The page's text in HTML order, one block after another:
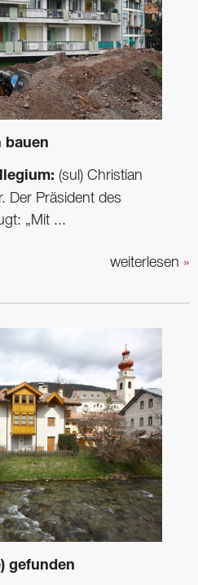
bauen
(sul) Christian
Der Präsident des
„Mit ...
weiterlesen »
gefunden